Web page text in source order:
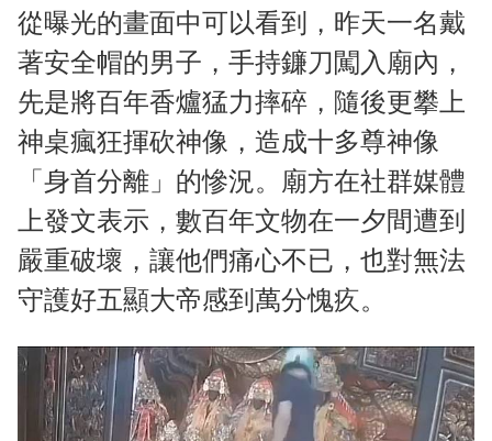
從曝光的畫面中可以看到，昨天一名戴
著安全帽的男子，手持鐮刀闖入廟內，
先是將百年香爐猛力摔碎，隨後更攀上
神桌瘋狂揮砍神像，造成十多尊神像
「身首分離」的慘況。廟方在社群媒體
上發文表示，數百年文物在一夕間遭到
嚴重破壞，讓他們痛心不已，也對無法
守護好五顯大帝感到萬分愧疚。